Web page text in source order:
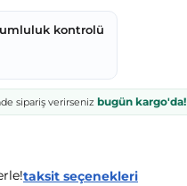
kontrolü
sipariş verirseniz bugün kargo'da!
taksit seçenekleri